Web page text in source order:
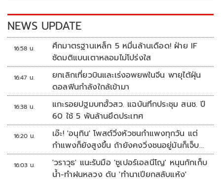
k k
NEWS UPDATE
16:58 น.
ศึกมาตรฐานเหล็ก 5 หมื่นล้านเดือด! ฝ่าย IF
ซัดมติแบนเตาหลอมไม่โปร่งใส
16:47 น.
ยกเลิกเที่ยวบินและเร่งอพยพในจีน พายุไต้ฝุ่น
ดอลฟินกำลังใกล้เข้ามา
16:38 น.
แกะรอยปฐมบทฮั้วสว. แฉบันทึกประชุม สนช. ปี
60 ใช้ 5 พันล้านยึดประเทศ
16:20 น.
เอ๊ะ! 'อนุทิน' โพสต์วิ่งหัวชนกำแพงทุกวัน แต่
กำแพงก็ยังสูงขึ้น ถ้ายังคงวิ่งชนอยู่มันก็เจ็บ
หัวอีก
16:03 น.
'วราวุธ' แนะรับมือ 'ซูเปอร์เอลนีโญ' หนุนกักเก็บ
น้ำ-ทำฝนหลวง ดัน 'ทำนาเปียกสลับแห้ง'